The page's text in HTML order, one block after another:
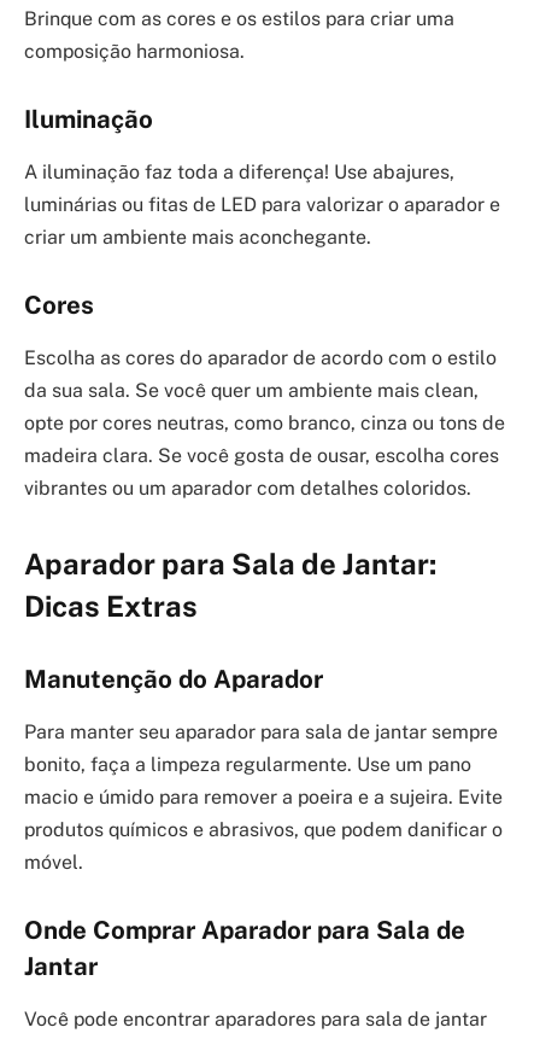
Brinque com as cores e os estilos para criar uma
composição harmoniosa.
Iluminação
A iluminação faz toda a diferença! Use abajures,
luminárias ou fitas de LED para valorizar o aparador e
criar um ambiente mais aconchegante.
Cores
Escolha as cores do aparador de acordo com o estilo
da sua sala. Se você quer um ambiente mais clean,
opte por cores neutras, como branco, cinza ou tons de
madeira clara. Se você gosta de ousar, escolha cores
vibrantes ou um aparador com detalhes coloridos.
Aparador para Sala de Jantar:
Dicas Extras
Manutenção do Aparador
Para manter seu aparador para sala de jantar sempre
bonito, faça a limpeza regularmente. Use um pano
macio e úmido para remover a poeira e a sujeira. Evite
produtos químicos e abrasivos, que podem danificar o
móvel.
Onde Comprar Aparador para Sala de
Jantar
Você pode encontrar aparadores para sala de jantar